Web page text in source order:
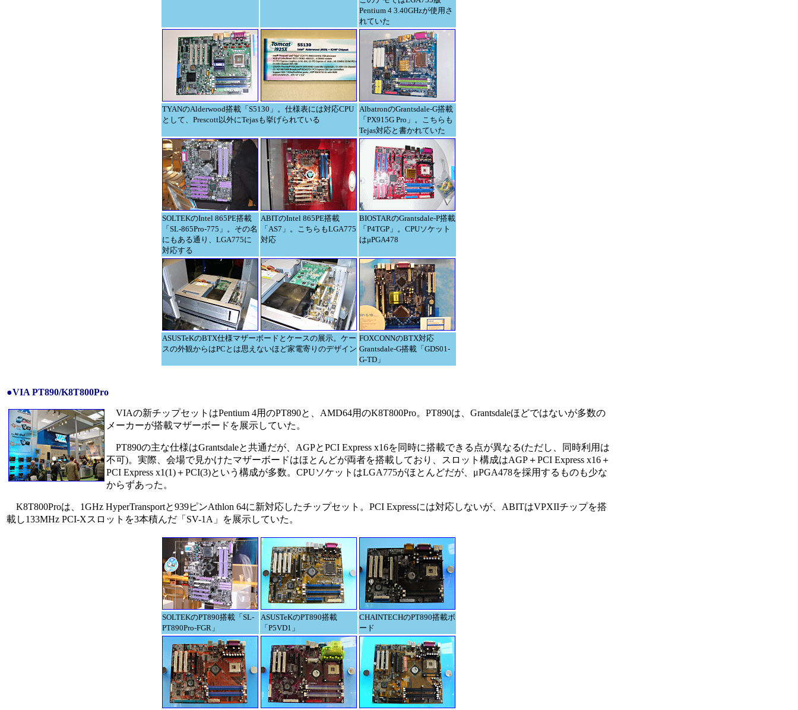
Pentium 4 3.40GHzが使用さ
れていた
TYANのAlderwood搭載「S5130」。仕様表には対応CPU
として、Prescott以外にTejasも挙げられている
AlbatronのGrantsdale-G搭載
「PX915G Pro」。こちらも
Tejas対応と書かれていた
SOLTEKのIntel 865PE搭載
「SL-865Pro-775」。その名
にもある通り、LGA775に
対応する
ABITのIntel 865PE搭載
「AS7」。こちらもLGA775
対応
BIOSTARのGrantsdale-P搭載
「P4TGP」。CPUソケット
はμPGA478
ASUSTeKのBTX仕様マザーボードとケースの展示。ケー
スの外観からはPCとは思えないほど家電寄りのデザイン
FOXCONNのBTX対応
Grantsdale-G搭載「GDS01-
G-TD」
●VIA PT890/K8T800Pro
VIAの新チップセットはPentium 4用のPT890と、AMD64用のK8T800Pro。PT890は、Grantsdaleほどではないが多数の
メーカーが搭載マザーボードを展示していた。
PT890の主な仕様はGrantsdaleと共通だが、AGPとPCI Express x16を同時に搭載できる点が異なる(ただし、同時利用は
不可)。実際、会場で見かけたマザーボードはほとんどが両者を搭載しており、スロット構成はAGP＋PCI Express x16＋
PCI Express x1(1)＋PCI(3)という構成が多数。CPUソケットはLGA775がほとんどだが、μPGA478を採用するものも少な
からずあった。
K8T800Proは、1GHz HyperTransportと939ピンAthlon 64に新対応したチップセット。PCI Expressには対応しないが、ABITはVPXIIチップを搭
載し133MHz PCI-Xスロットを3本積んだ「SV-1A」を展示していた。
SOLTEKのPT890搭載「SL-
PT890Pro-FGR」
ASUSTeKのPT890搭載
「P5VD1」
CHAINTECHのPT890搭載ボ
ード